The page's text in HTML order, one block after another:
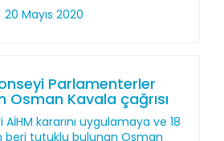
20 Mayıs 2020
Parlamenterler
Osman Kavala çağrısı
kararını uygulamaya ve 18
beri tutuklu bulunan Osman